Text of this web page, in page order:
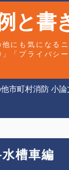
と書
にも気になる
プライバシ
市町村消防 小論
槽車編